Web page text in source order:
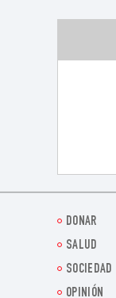
DONAR
SALUD
SOCIEDAD
OPINIÓN